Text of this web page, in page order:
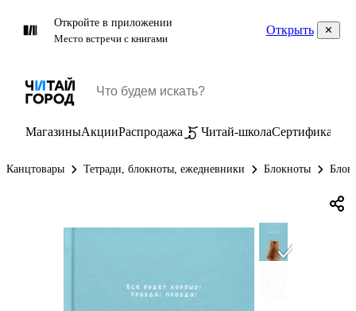
Откройте в приложении
Место встречи с книгами
Открыть
МагазиныАкцииРаспродажа Читай-школаСертификаты
Канцтовары Тетради, блокноты, ежедневники Блокноты